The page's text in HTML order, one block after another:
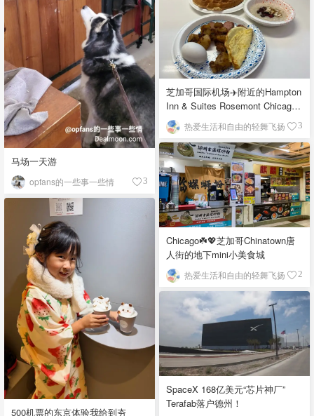
马场一天游
opfans的一些事一些情 3
芝加哥国际机场✈️附近的Hampton
Inn & Suites Rosemont Chicago
O'Hare自助早餐
热爱生活和自由的轻舞飞扬 3
Chicago☘️💖芝加哥Chinatown唐
人街的地下mini小美食城
热爱生活和自由的轻舞飞扬 2
500机票的东京体验我给到夯
SpaceX 168亿美元“芯片神厂”
Terafab落户德州！